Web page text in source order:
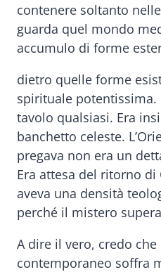
contenere soltanto
guarda quel mondo
accumulo di forme
dietro quelle forme
spirituale potentissima.
tavolo qualsiasi. Era
banchetto celeste.
pregava non era un
Era attesa del ritorno
aveva una densità
perché il mistero
A dire il vero, credo che
contemporaneo soffra